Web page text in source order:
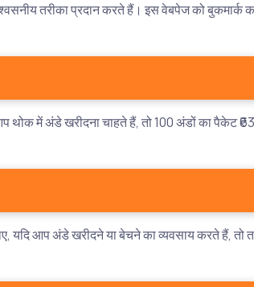
तरीका प्रदान करते हैं। इस वेबपेज को
में अंडे खरीदना चाहते हैं, तो 100 अंडों का पैकेट
आप अंडे खरीदने या बेचने का व्यवसाय करते हैं, तो